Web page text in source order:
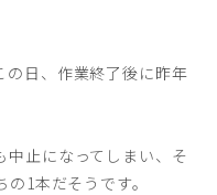
の日、作業終了後に昨年
中止になってしまい、そ
1本だそうです。